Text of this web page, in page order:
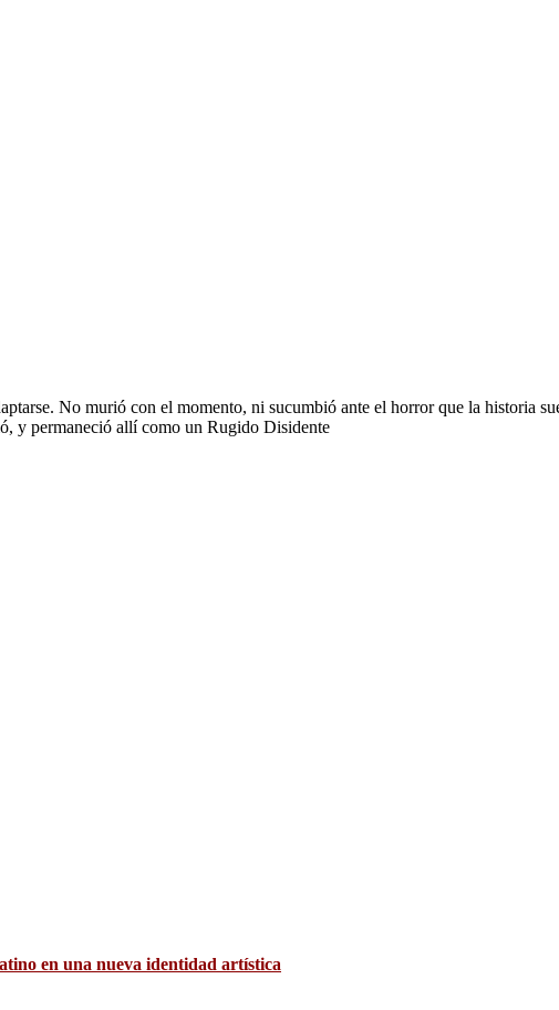
No murió con el momento, ni sucumbió ante el horror que la historia
y permaneció allí como un Rugido Disidente
en una nueva identidad artística